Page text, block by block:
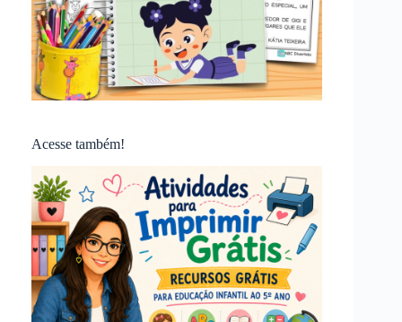
Acesse também!